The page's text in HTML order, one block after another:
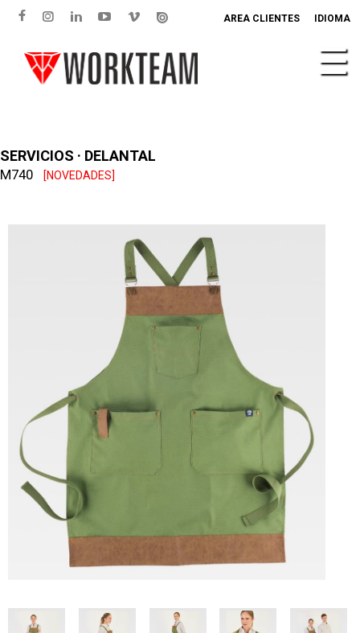
AREA CLIENTES IDIOMA
SERVICIOS · DELANTAL
M740 [NOVEDADES]